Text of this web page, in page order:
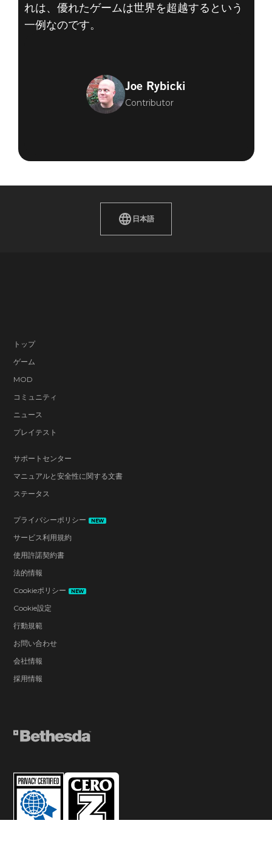
れは、優れたゲームは世界を超越するという
一例なのです。
Joe Rybicki
Contributor
日本語
トップ
ゲーム
MOD
コミュニティ
ニュース
プレイテスト
サポートセンター
マニュアルと安全性に関する文書
ステータス
プライバシーポリシー NEW
サービス利用規約
使用許諾契約書
法的情報
Cookieポリシー
NEW
Cookie設定
行動規範
お問い合わせ
会社情報
採用情報